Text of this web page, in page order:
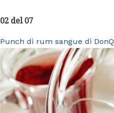
02 del 07
Punch di rum sangue di DonQ